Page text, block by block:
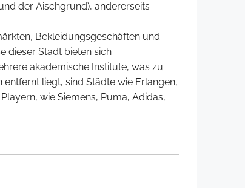
der Aischgrund), andererseits
Bekleidungsgeschäften und
dieser Stadt bieten sich
akademische Institute, was zu
liegt, sind Städte wie Erlangen,
wie Siemens, Puma, Adidas,